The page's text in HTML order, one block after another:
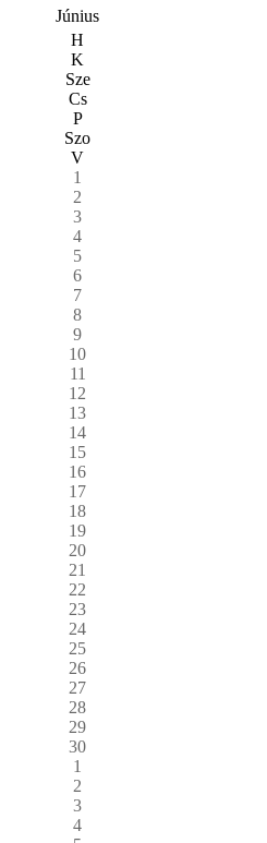
Június
H
K
Sze
Cs
P
Szo
V
1
2
3
4
5
6
7
8
9
10
11
12
13
14
15
16
17
18
19
20
21
22
23
24
25
26
27
28
29
30
1
2
3
4